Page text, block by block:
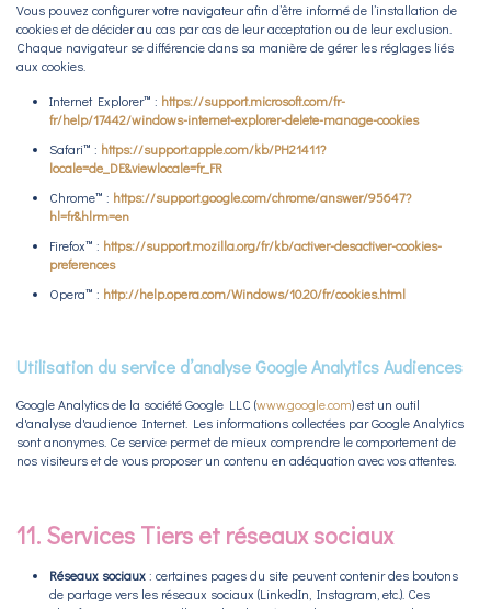
Vous pouvez configurer votre navigateur afin d’être informé de l’installation de
cookies et de décider au cas par cas de leur acceptation ou de leur exclusion.
Chaque navigateur se différencie dans sa manière de gérer les réglages liés
aux cookies.
Internet Explorer™ : https://support.microsoft.com/fr-
fr/help/17442/windows-internet-explorer-delete-manage-cookies
Safari™ : https://support.apple.com/kb/PH21411?
locale=de_DE&viewlocale=fr_FR
Chrome™ : https://support.google.com/chrome/answer/95647?
hl=fr&hlrm=en
Firefox™ : https://support.mozilla.org/fr/kb/activer-desactiver-cookies-
preferences
Opera™ : http://help.opera.com/Windows/10.20/fr/cookies.html
Utilisation du service d’analyse Google Analytics Audiences
Google Analytics de la société Google LLC (www.google.com) est un outil
d'analyse d'audience Internet. Les informations collectées par Google Analytics
sont anonymes. Ce service permet de mieux comprendre le comportement de
nos visiteurs et de vous proposer un contenu en adéquation avec vos attentes.
11. Services Tiers et réseaux sociaux
Réseaux sociaux: certaines pages du site peuvent contenir des boutons
de partage vers les réseaux sociaux (LinkedIn, Instagram, etc.). Ces